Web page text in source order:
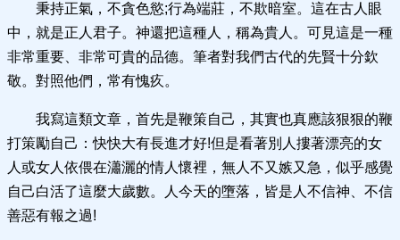
秉持正氣，不貪色慾;行為端莊，不欺暗室。這在古人眼
中，就是正人君子。神還把這種人，稱為貴人。可見這是一種
非常重要、非常可貴的品德。筆者對我們古代的先賢十分欽
敬。對照他們，常有愧疚。
我寫這類文章，首先是鞭策自己，其實也真應該狠狠的鞭
打策勵自己：快快大有長進才好!但是看著別人摟著漂亮的女
人或女人依偎在瀟灑的情人懷裡，無人不又嫉又急，似乎感覺
自己白活了這麼大歲數。人今天的墮落，皆是人不信神、不信
善惡有報之過!